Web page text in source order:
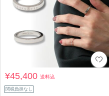
¥45,400送料込
関税負担なし